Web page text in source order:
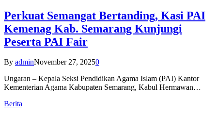
Perkuat Semangat Bertanding, Kasi PAI
Kemenag Kab. Semarang Kunjungi
Peserta PAI Fair
By adminNovember 27, 20250
Ungaran – Kepala Seksi Pendidikan Agama Islam (PAI) Kantor
Kementerian Agama Kabupaten Semarang, Kabul Hermawan…
Berita